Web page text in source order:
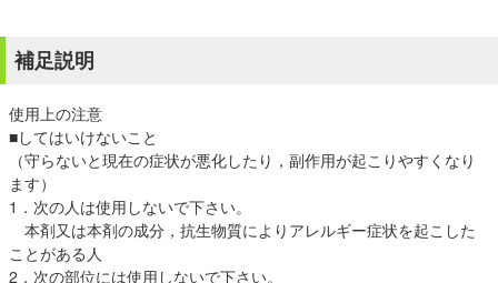
補足説明
使用上の注意
■してはいけないこと
（守らないと現在の症状が悪化したり，副作用が起こりやすくなり
ます）
1．次の人は使用しないで下さい。
本剤又は本剤の成分，抗生物質によりアレルギー症状を起こした
ことがある人
2．次の部位には使用しないで下さい。